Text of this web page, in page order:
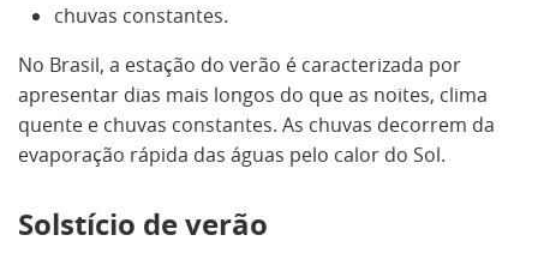
chuvas constantes.
No Brasil, a estação do verão é caracterizada por
apresentar dias mais longos do que as noites, clima
quente e chuvas constantes. As chuvas decorrem da
evaporação rápida das águas pelo calor do Sol.
Solstício de verão